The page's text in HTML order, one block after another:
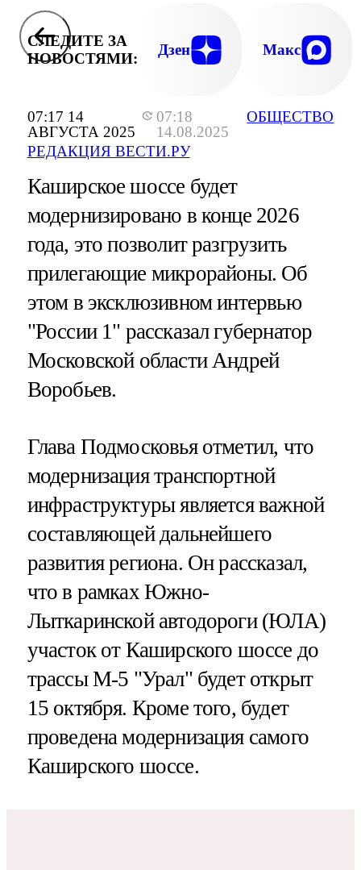
07:17 14
АВГУСТА 2025
07:18
14.08.2025
РЕДАКЦИЯ ВЕСТИ.РУ
ОБЩЕСТВО
СЛЕДИТЕ ЗА
НОВОСТЯМИ:
Дзен Макс
Каширское шоссе будет
модернизировано в конце 2026
года, это позволит разгрузить
прилегающие микрорайоны. Об
этом в эксклюзивном интервью
"России 1" рассказал губернатор
Московской области Андрей
Воробьев.
Глава Подмосковья отметил, что
модернизация транспортной
инфраструктуры является важной
составляющей дальнейшего
развития региона. Он рассказал,
что в рамках Южно-
Лыткаринской автодороги (ЮЛА)
участок от Каширского шоссе до
трассы М-5 "Урал" будет открыт
15 октября. Кроме того, будет
проведена модернизация самого
Каширского шоссе.